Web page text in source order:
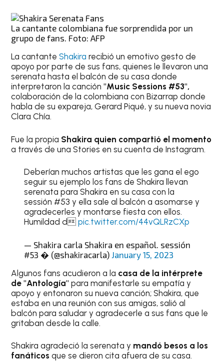
La cantante colombiana fue sorprendida por un
grupo de fans. Foto: AFP
La cantanteShakira recibió un emotivo gesto de
apoyo por parte de sus fans, quienes le llevaron una
serenata hasta el balcón de su casa donde
interpretaron la canción"Music Sessions #53",
colaboración de la colombiana con Bizarrap donde
habla de su expareja, Gerard Piqué, y su nueva novia
Clara Chía.
Fue la propia Shakira quien compartió el momento
a través de una Stories en su cuenta de Instagram.
Deberían muchos artistas que les gana el ego
seguir su ejemplo los fans de Shakira llevan
serenata para Shakira en su casa con la
sessión #53 y ella sale al balcón a asomarse y
agradecerles y montarse fiesta con ellos.
Humildad d pic.twitter.com/44vQLRzCXp
— Shakira carla Shakira en español. sessión
#53 � (@shakiracarla) January 15, 2023
Algunos fans acudieron a la casa de la intérprete
de "Antología"para manifestarle su empatía y
apoyo y entonaron su nueva canción; Shakira, que
estaba en una reunión con sus amigas, salió al
balcón para saludar y agradecerle a sus fans que le
gritaban desde la calle.
Shakira agradeció la serenata y mandó besos a los
fanáticos que se dieron cita afuera de su casa.